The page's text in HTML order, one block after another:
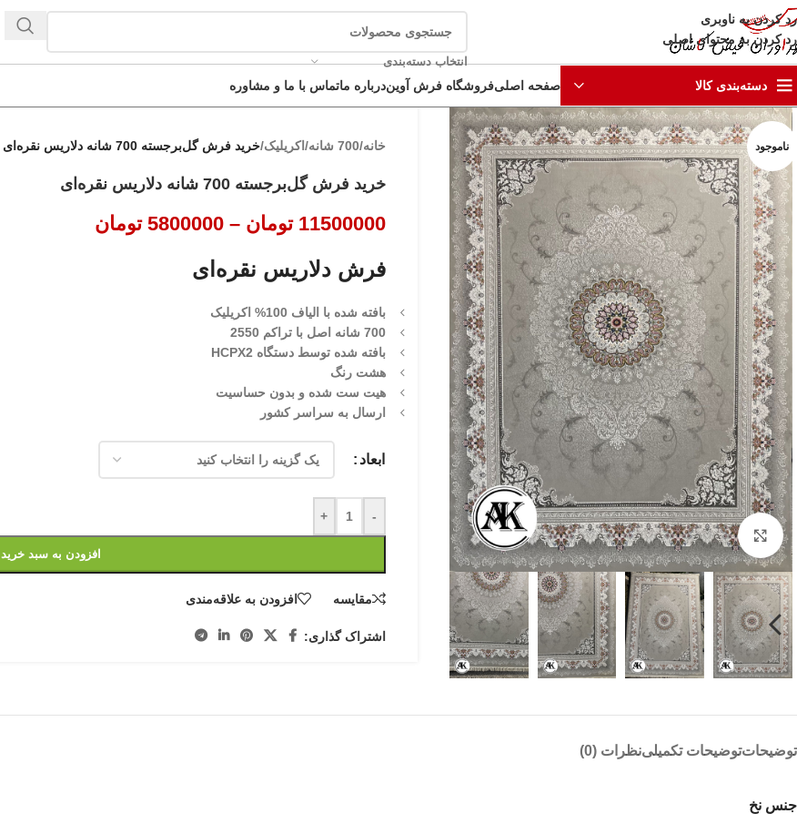
رد کردن به ناوبری
رد کردن به محتوای اصلی
انتخاب دسته‌بندی
دسته‌بندی کالا صفحه اصلیفروشگاه فرش آویندرباره ماتماس با ما و مشاوره
ناموجود
بزرگنمایی تصویر
خانه/700 شانه /اکریلیک/خرید فرش گل‌برجسته 700 شانه دلاریس نقره‌ای
خرید فرش گل‌برجسته 700 شانه دلاریس نقره‌ای
11500000 تومان –
5800000 تومان
فرش دلاریس نقره‌ای
بافته شده با الیاف 100% اکریلیک
700 شانه اصل با تراکم 2550
بافته شده توسط دستگاه HCPX2
هشت رنگ
هیت ست شده و بدون حساسیت
ارسال به سراسر کشور
ابعاد
-
+
افزودن به سبد خرید
مقایسه افزودن به علاقه‌مندی
اشتراک گذاری:
توضیحاتتوضیحات تکمیلینظرات (0)
جنس نخ